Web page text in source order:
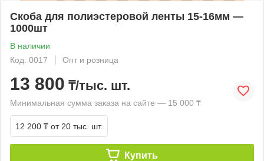
Скоба для полиэстеровой ленты 15-16мм —
1000шт
В наличии
Код: 0017
Опт и розница
13 800 ₸/тыс. шт.
Минимальная сумма заказа на сайте — 15 000 ₸
12 200 ₸ от 20 тыс. шт.
Купить